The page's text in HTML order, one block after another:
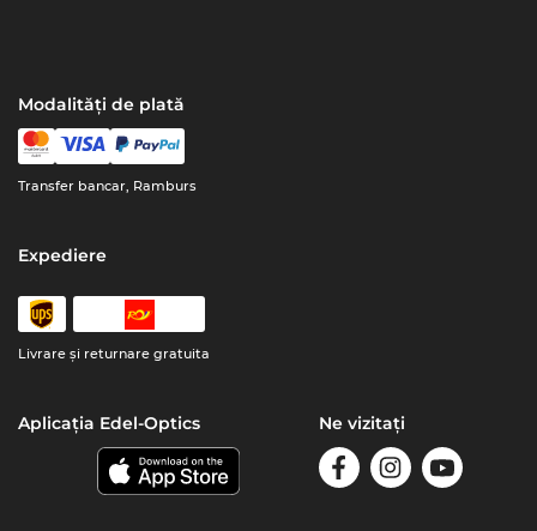
Modalități de plată
Transfer bancar, Ramburs
Expediere
Livrare şi returnare gratuita
Aplicația Edel-Optics Ne vizitați